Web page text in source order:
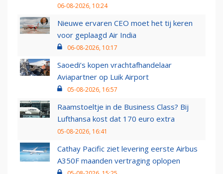
06-08-2026, 10:24
Nieuwe ervaren CEO moet het tij keren
voor geplaagd Air India
06-08-2026, 10:17
Saoedi’s kopen vrachtafhandelaar
Aviapartner op Luik Airport
05-08-2026, 16:57
Raamstoeltje in de Business Class? Bij
Lufthansa kost dat 170 euro extra
05-08-2026, 16:41
Cathay Pacific ziet levering eerste Airbus
A350F maanden vertraging oplopen